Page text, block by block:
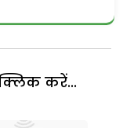
करें...